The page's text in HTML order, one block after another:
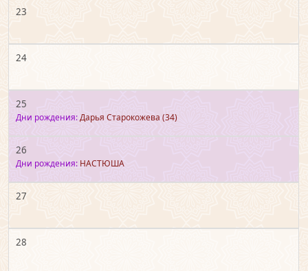
23
24
25
Дни рождения:Дарья Старокожева (34)
26
Дни рождения: НАСТЮША
27
28